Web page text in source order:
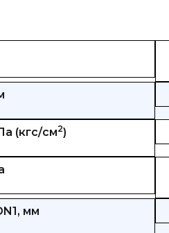
(кгс/см2)
мм